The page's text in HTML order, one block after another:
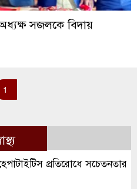
সজলকে বিদায়
1
প্রতিরোধে সচেতনতার